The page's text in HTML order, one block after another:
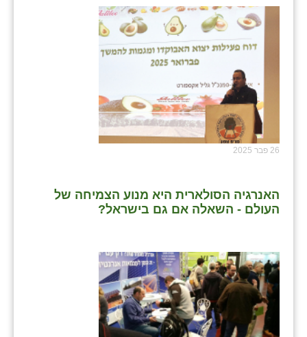
26 פבר 2025
האנרגיה הסולארית היא מנוע הצמיחה של
העולם - השאלה אם גם בישראל?